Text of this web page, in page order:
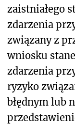
zaistniałego
zdarzenia
związany z
wniosku
zdarzenia
ryzyko
błędnym lub